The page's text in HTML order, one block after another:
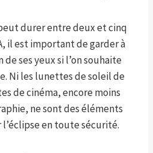
durer entre deux et cinq
il est important de garder à
ses yeux si l’on souhaite
Ni les lunettes de soleil de
de cinéma, encore moins
ne sont des éléments
en toute sécurité.